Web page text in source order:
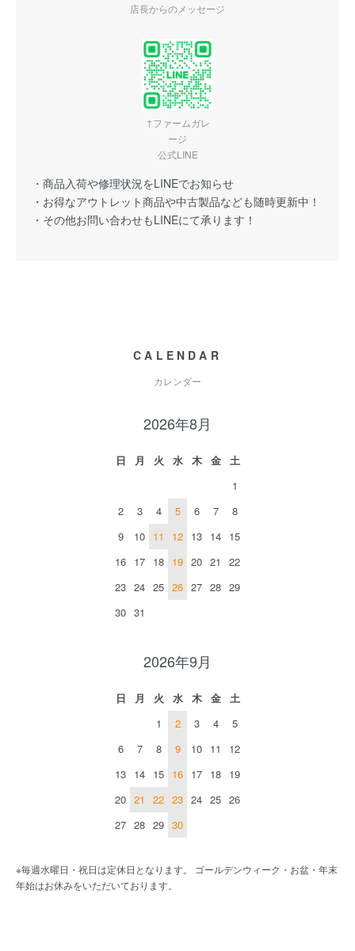
店長からのメッセージ
↑ファームガレ
ージ
公式LINE
・商品入荷や修理状況をLINEでお知らせ
・お得なアウトレット商品や中古製品なども随時更新中！
・その他お問い合わせもLINEにて承ります！
CALENDAR
カレンダー
2026年8月
日 月 火 水 木 金
土
1
2
3 4 5 6 7
8
9
10 11 12 13 14 15
16 17 18 19 20 21
22
23 24 25 26 27 28 29
30 31
2026年9月
日 月 火 水 木 金
土
1
2 3 4
5
6
7 8 9 10 11
12
13 14 15 16 17 18 19
20 21 22 23 24 25 26
27 28 29 30
※毎週水曜日・祝日は定休日となります。 ゴールデンウィーク・お盆・年末
年始はお休みをいただいております。